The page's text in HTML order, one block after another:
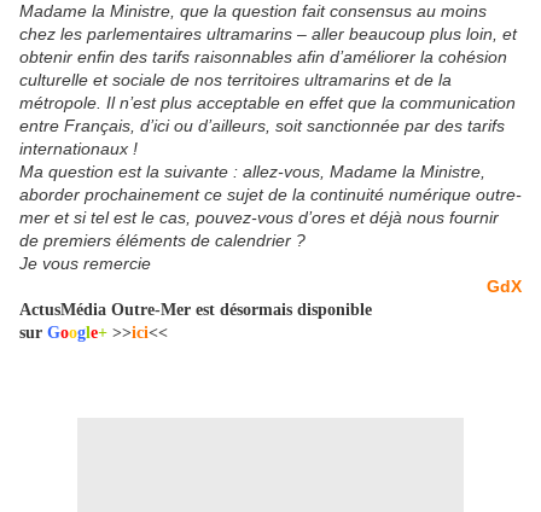
Madame la Ministre, que la question fait consensus au moins
chez les parlementaires ultramarins – aller beaucoup plus loin, et
obtenir enfin des tarifs raisonnables afin d’améliorer la cohésion
culturelle et sociale de nos territoires ultramarins et de la
métropole. Il n’est plus acceptable en effet que la communication
entre Français, d’ici ou d’ailleurs, soit sanctionnée par des tarifs
internationaux !
Ma question est la suivante : allez-vous, Madame la Ministre,
aborder prochainement ce sujet de la continuité numérique outre-
mer et si tel est le cas, pouvez-vous d’ores et déjà nous fournir
de premiers éléments de calendrier ?
Je vous remercie
GdX
ActusMédia Outre-Mer est désormais disponible
sur Google+ >>ici<<